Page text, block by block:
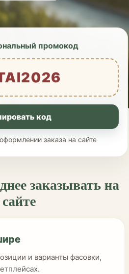
промокод
код
заказа на сайте
заказывать на
сайте
и варианты фасовки,